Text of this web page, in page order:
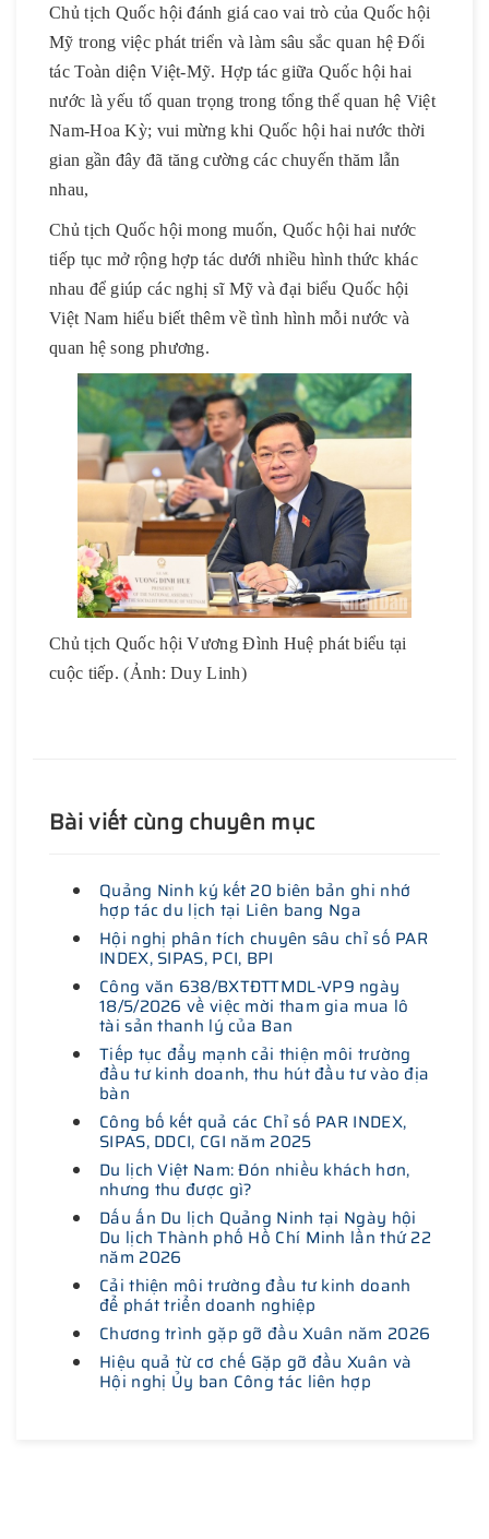
Chủ tịch Quốc hội đánh giá cao vai trò của Quốc hội
Mỹ trong việc phát triển và làm sâu sắc quan hệ Đối
tác Toàn diện Việt-Mỹ. Hợp tác giữa Quốc hội hai
nước là yếu tố quan trọng trong tổng thể quan hệ Việt
Nam-Hoa Kỳ; vui mừng khi Quốc hội hai nước thời
gian gần đây đã tăng cường các chuyến thăm lẫn
nhau,
Chủ tịch Quốc hội mong muốn, Quốc hội hai nước
tiếp tục mở rộng hợp tác dưới nhiều hình thức khác
nhau để giúp các nghị sĩ Mỹ và đại biểu Quốc hội
Việt Nam hiểu biết thêm về tình hình mỗi nước và
quan hệ song phương.
Chủ tịch Quốc hội Vương Đình Huệ phát biểu tại
cuộc tiếp. (Ảnh: Duy Linh)
Bài viết cùng chuyên mục
Quảng Ninh ký kết 20 biên bản ghi nhớ
hợp tác du lịch tại Liên bang Nga
Hội nghị phân tích chuyên sâu chỉ số PAR
INDEX, SIPAS, PCI, BPI
Công văn 638/BXTĐTTMDL-VP9 ngày
18/5/2026 về việc mời tham gia mua lô
tài sản thanh lý của Ban
Tiếp tục đẩy mạnh cải thiện môi trường
đầu tư kinh doanh, thu hút đầu tư vào địa
bàn
Công bố kết quả các Chỉ số PAR INDEX,
SIPAS, DDCI, CGI năm 2025
Du lịch Việt Nam: Đón nhiều khách hơn,
nhưng thu được gì?
Dấu ấn Du lịch Quảng Ninh tại Ngày hội
Du lịch Thành phố Hồ Chí Minh lần thứ 22
năm 2026
Cải thiện môi trường đầu tư kinh doanh
để phát triển doanh nghiệp
Chương trình gặp gỡ đầu Xuân năm 2026
Hiệu quả từ cơ chế Gặp gỡ đầu Xuân và
Hội nghị Ủy ban Công tác liên hợp